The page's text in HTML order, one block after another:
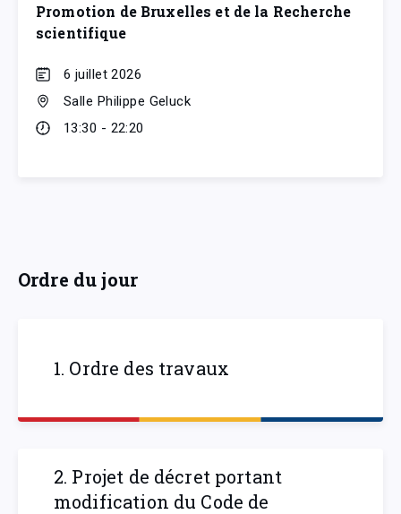
Promotion de Bruxelles et de la Recherche
scientifique
6 juillet 2026
Salle Philippe Geluck
13:30 - 22:20
Ordre du jour
1. Ordre des travaux
2. Projet de décret portant
modification du Code de